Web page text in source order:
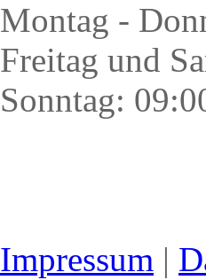
Montag -
Freitag und
Sonntag:
Impressum |